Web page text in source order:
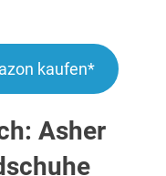
kaufen*
Asher